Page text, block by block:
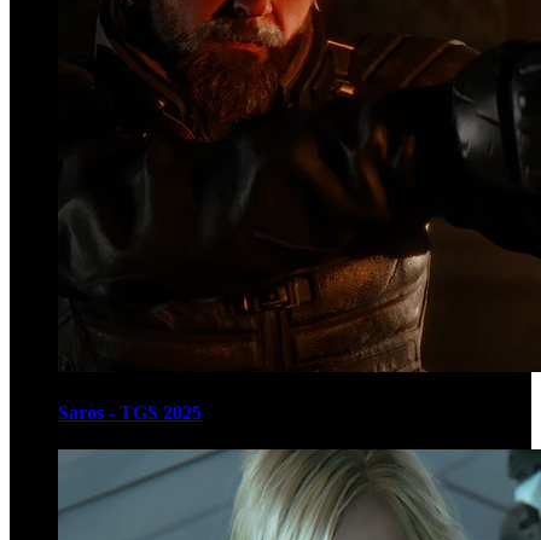
Saros - TGS 2025